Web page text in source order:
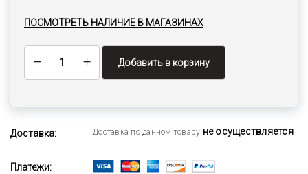
ПОСМОТРЕТЬ НАЛИЧИЕ В МАГАЗИНАХ
Добавить в корзину
Доставка: Доставка по данном товару не осуществляется
Платежи: